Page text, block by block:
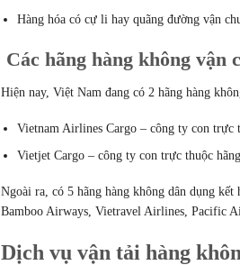
Hàng hóa có cự li hay quãng đường vận
Các hãng hàng không vận
Hiện nay, Việt Nam đang có 2 hãng hàng
Vietnam Airlines Cargo – công ty con
Vietjet Cargo – công ty con trực thuộc
Ngoài ra, có 5 hãng hàng không dân dụng
Bamboo Airways, Vietravel Airlines, Pacific
Dịch vụ vận tải hàng